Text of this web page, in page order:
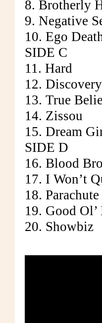
8. Brotherly
9. Negative
10. Ego
SIDE C
11. Hard
12.
13. True
14. Zissou
15. Dream
SIDE D
16. Blood
17. I Won’t
18. Parachute
19. Good Ol’
20. Showbiz